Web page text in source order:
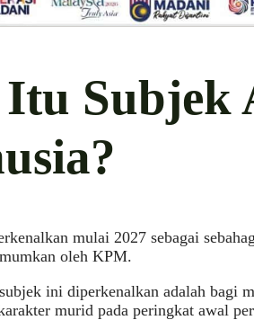
Subjek
mulai 2027 sebagai
oleh KPM.
ini diperkenalkan adalah bagi
murid pada peringkat awal